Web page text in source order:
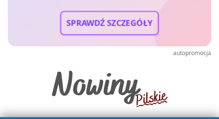
SPRAWDŹ SZCZEGÓŁY
autopromocja